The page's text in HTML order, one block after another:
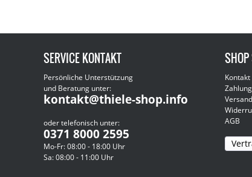
SERVICE KONTAKT
Persönliche Unterstützung
und Beratung unter:
kontakt@thiele-shop.info
oder telefonisch unter:
0371 8000 2595
Mo-Fr: 08:00 - 18:00 Uhr
Sa: 08:00 - 11:00 Uhr
SHOP
Kontakt
AGB